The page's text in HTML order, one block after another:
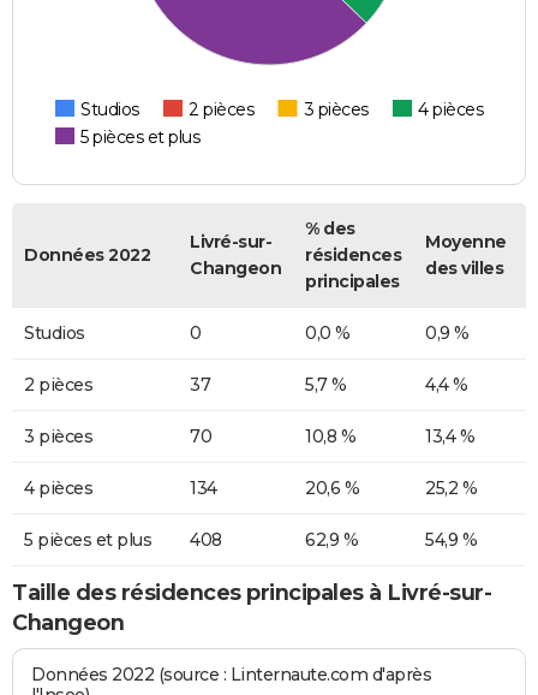
Studios 2 pièces 3 pièces
4 pièces
5 pièces et plus
Données 2022
Livré-sur-
Changeon
% des
résidences
principales
Moyenne
des villes
Studios 0 0,0 % 0,9 %
2 pièces 37 5,7 % 4,4 %
3 pièces 70 10,8 % 13,4 %
4 pièces 134 20,6 % 25,2 %
5 pièces et plus 408 62,9 % 54,9 %
Taille des résidences principales à Livré-sur-
Changeon
Données 2022 (source : Linternaute.com d'après